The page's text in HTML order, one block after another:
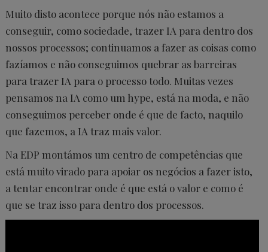
Muito disto acontece porque nós não estamos a
conseguir, como sociedade, trazer IA para dentro dos
nossos processos; continuamos a fazer as coisas como
fazíamos e não conseguimos quebrar as barreiras
para trazer IA para o processo todo. Muitas vezes
pensamos na IA como um hype, está na moda, e não
conseguimos perceber onde é que de facto, naquilo
que fazemos, a IA traz mais valor.
Na EDP montámos um centro de competências que
está muito virado para apoiar os negócios a fazer isto,
a tentar encontrar onde é que está o valor e como é
que se traz isso para dentro dos processos.